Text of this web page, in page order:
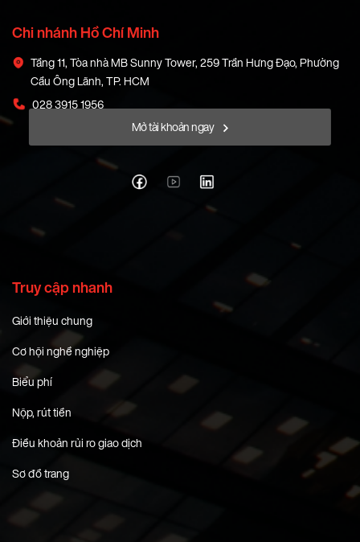
Mở tài khoản ngay
Chi nhánh Hồ Chí Minh
Tầng 11, Tòa nhà MB Sunny Tower, 259 Trần Hưng Đạo, Phường
Cầu Ông Lãnh, TP. HCM
028 3915 1956
Truy cập nhanh
Giới thiệu chung
Cơ hội nghề nghiệp
Biểu phí
Nộp, rút tiền
Điều khoản rủi ro giao dịch
Sơ đồ trang